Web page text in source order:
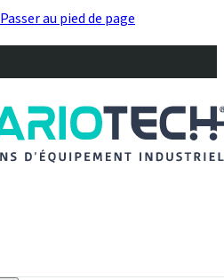
Passer au pied de page